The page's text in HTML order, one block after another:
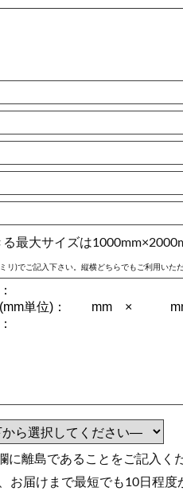
最大サイズは
リ)でご記入下さい。縦横どちらでもご利用いただ
離島であることをご記入く
届けまで最短でも10日程度